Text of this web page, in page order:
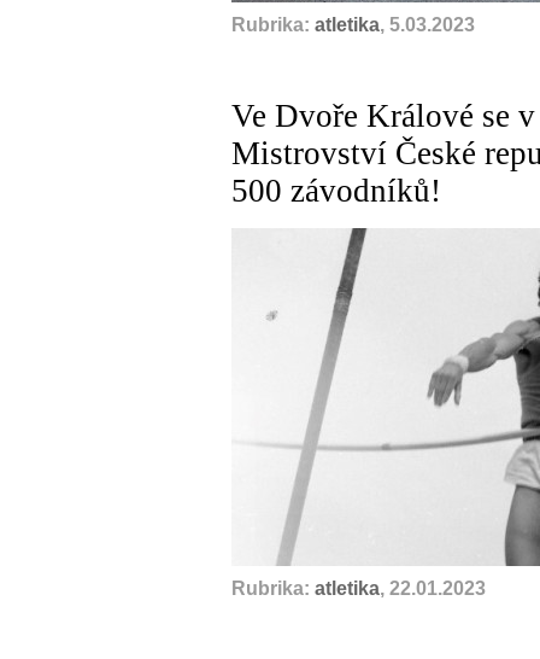
Rubrika: atletika, 5.03.2023
Ve Dvoře Králové se
Mistrovství České
500 závodníků!
Rubrika: atletika, 22.01.2023